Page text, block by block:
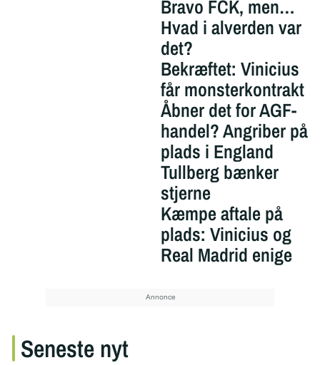
Bravo FCK, men…
Hvad i alverden var
det?
Bekræftet: Vinicius
får monsterkontrakt
Åbner det for AGF-
handel? Angriber på
plads i England
Tullberg bænker
stjerne
Kæmpe aftale på
plads: Vinicius og
Real Madrid enige
Seneste nyt